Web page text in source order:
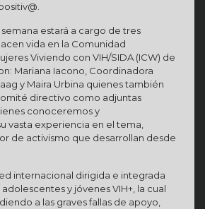
estará a cargo de tres
vida en la Comunidad
Viviendo con VIH/SIDA (ICW) de
Mariana Iacono, Coordinadora
y Maira Urbina quienes también
directivo como adjuntas
conoceremos y
vasta experiencia en el tema,
de activismo que desarrollan desde
internacional dirigida e integrada
y jóvenes VIH+, la cual
a las graves fallas de apoyo,